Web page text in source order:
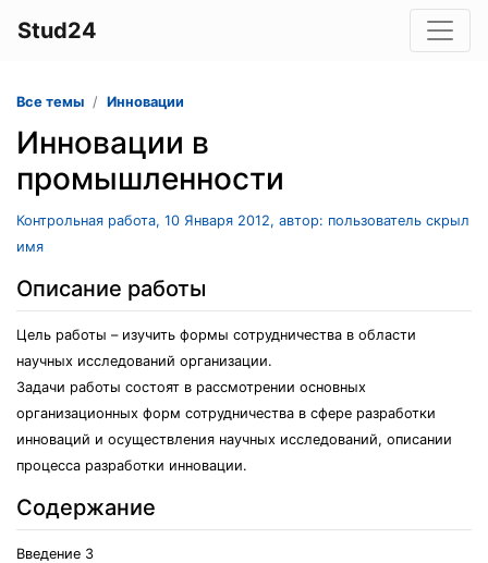
Stud24
Все темы Инновации
Инновации в
промышленности
Контрольная работа, 10 Января 2012, автор: пользователь скрыл
имя
Описание работы
Цель работы – изучить формы сотрудничества в области
научных исследований организации.
Задачи работы состоят в рассмотрении основных
организационных форм сотрудничества в сфере разработки
инноваций и осуществления научных исследований, описании
процесса разработки инновации.
Содержание
Введение 3